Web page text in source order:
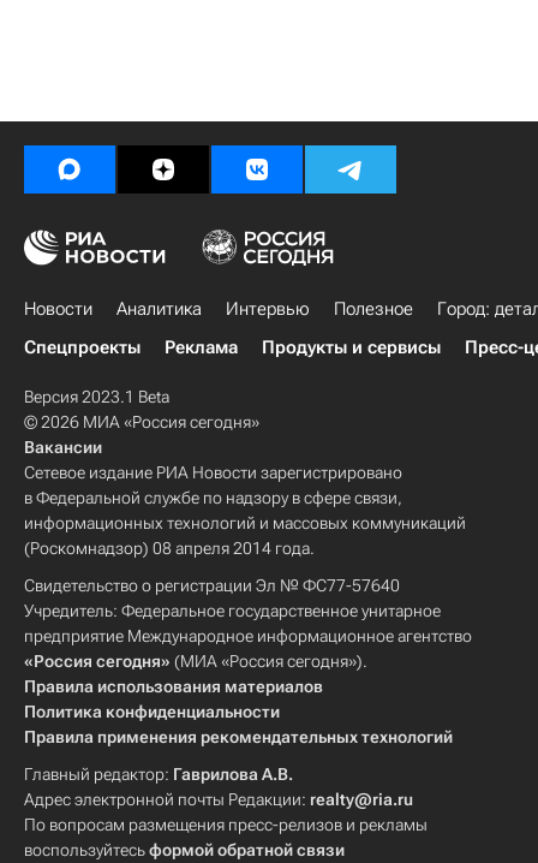
Новости Аналитика Интервью Полезное
Город:
Спецпроекты
Реклама Продукты и сервисы Пресс-
Версия 2023.1 Beta
© 2026 МИА «Россия сегодня»
Вакансии
Сетевое издание РИА Новости зарегистрировано
в Федеральной службе по надзору в сфере связи,
информационных технологий и массовых коммуникаций
(Роскомнадзор) 08 апреля 2014 года.
Свидетельство о регистрации Эл № ФС77-57640
Учредитель: Федеральное государственное унитарное
предприятие Международное информационное агентство
«Россия сегодня» (МИА «Россия сегодня»).
Правила использования материалов
Политика конфиденциальности
Правила применения рекомендательных технологий
Главный редактор: Гаврилова А.В.
Адрес электронной почты Редакции: realty@ria.ru
По вопросам размещения пресс-релизов и рекламы
воспользуйтесьформой обратной связи